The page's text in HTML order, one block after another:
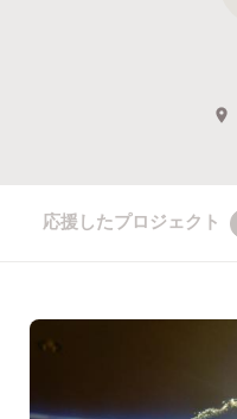
応援したプロジェクト